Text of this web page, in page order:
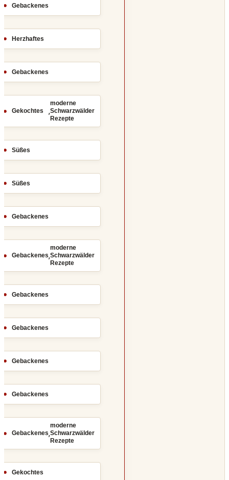
Gebackenes
Herzhaftes
Gebackenes
Gekochtes ,
moderne
Schwarzwälder
Rezepte
Süßes
Süßes
Gebackenes
Gebackenes,
moderne
Schwarzwälder
Rezepte
Gebackenes
Gebackenes
Gebackenes
Gebackenes
Gebackenes,
moderne
Schwarzwälder
Rezepte
Gekochtes